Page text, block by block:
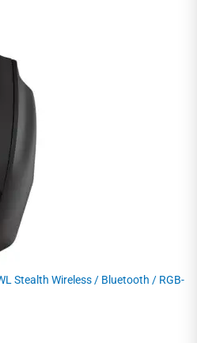
Stealth Wireless / Bluetooth / RGB-